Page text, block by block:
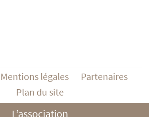
Mentions légales
Partenaires
Plan du site
L’association